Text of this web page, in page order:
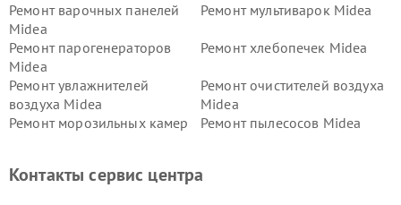
Ремонт варочных панелей
Midea
Ремонт мультиварок Midea
Ремонт парогенераторов
Midea
Ремонт хлебопечек Midea
Ремонт увлажнителей
воздуха Midea
Ремонт очистителей воздуха
Midea
Ремонт морозильных камер
Ремонт пылесосов Midea
пылесосов Midea
Контакты сервис центра